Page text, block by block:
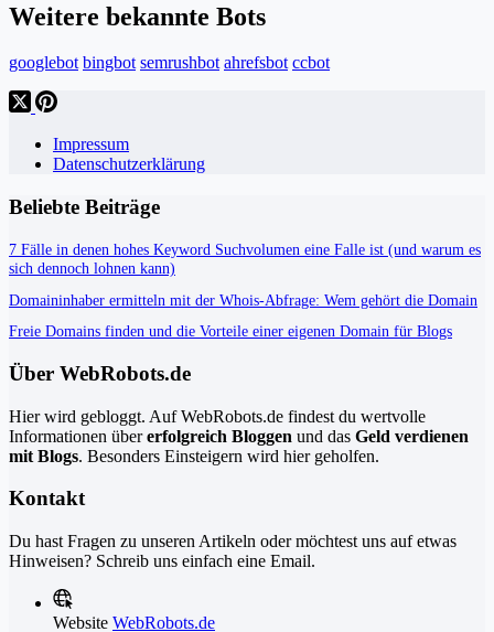
Weitere bekannte Bots
googlebot bingbot semrushbot ahrefsbot ccbot
Impressum
Datenschutzerklärung
Beliebte Beiträge
7 Fälle in denen hohes Keyword Suchvolumen eine Falle ist (und warum es
sich dennoch lohnen kann)
Domaininhaber ermitteln mit der Whois-Abfrage: Wem gehört die Domain
Freie Domains finden und die Vorteile einer eigenen Domain für Blogs
Über WebRobots.de
Hier wird gebloggt. Auf WebRobots.de findest du wertvolle
Informationen übererfolgreich Bloggen und das Geld verdienen
mit Blogs. Besonders Einsteigern wird hier geholfen.
Kontakt
Du hast Fragen zu unseren Artikeln oder möchtest uns auf etwas
Hinweisen? Schreib uns einfach eine Email.
Website WebRobots.de